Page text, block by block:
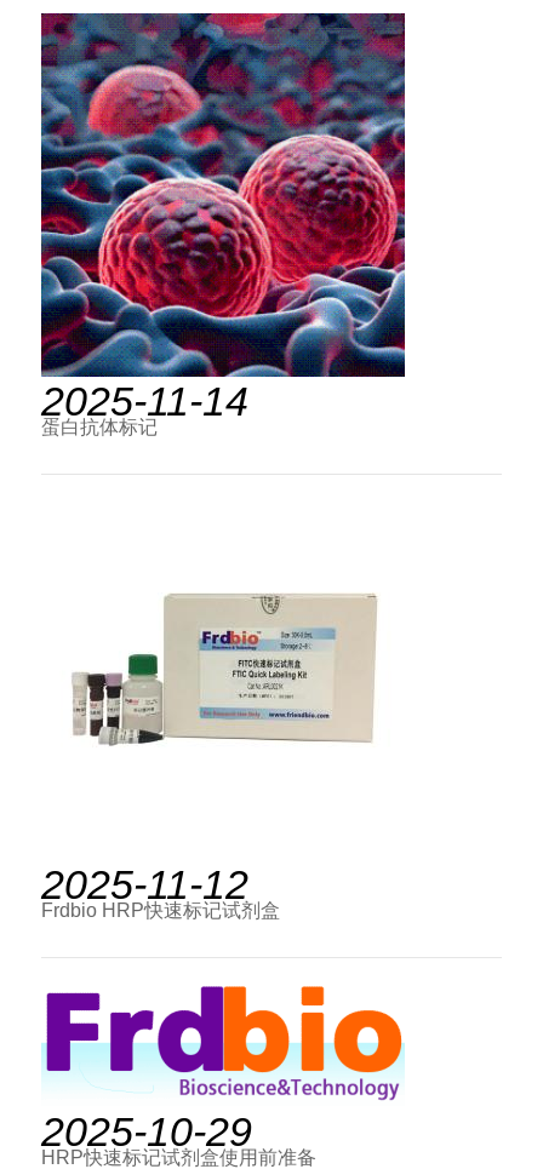
2025-11-14
蛋白抗体标记
2025-11-12
Frdbio HRP快速标记试剂盒
2025-10-29
HRP快速标记试剂盒使用前准备